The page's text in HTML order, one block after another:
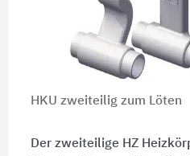
HKU zweiteilig zum Löten
Der zweiteilige HZ